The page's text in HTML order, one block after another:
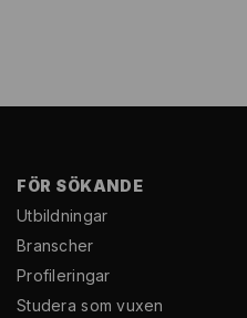
FÖR SÖKANDE
Utbildningar
Branscher
Profileringar
Studera som vuxen